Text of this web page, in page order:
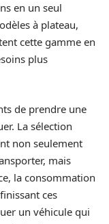
en un seul
à plateau,
cette gamme en
plus
de prendre une
La sélection
non seulement
mais
la consommation
ces
un véhicule qui